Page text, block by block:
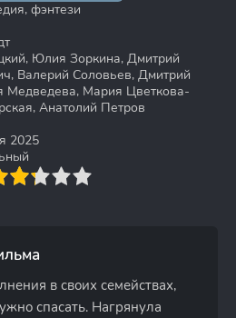
фэнтези
Юлия Зоркина, Дмитрий
Валерий Соловьев, Дмитрий
Медведева, Мария Цветкова-
Анатолий Петров
2025
в своих семействах,
спасать. Нагрянула